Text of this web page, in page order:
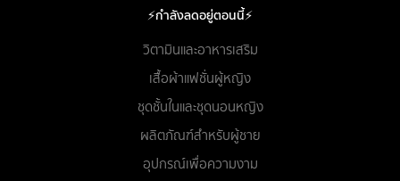
⚡กำลังลดอยู่ตอนนี้⚡
วิตามินและอาหารเสริม
เสื้อผ้าแฟชั่นผู้หญิง
ชุดชั้นในและชุดนอนหญิง
ผลิตภัณฑ์สำหรับผู้ชาย
อุปกรณ์เพื่อความงาม